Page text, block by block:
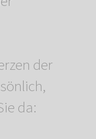
der
da: